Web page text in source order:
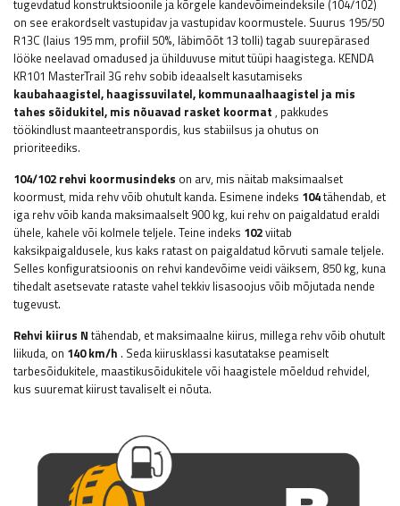
tugevdatud konstruktsioonile ja kõrgele kandevõimeindeksile (104/102)
on see erakordselt vastupidav ja vastupidav koormustele. Suurus 195/50
R13C (laius 195 mm, profiil 50%, läbimõõt 13 tolli) tagab suurepärased
lööke neelavad omadused ja ühilduvuse mitut tüüpi haagistega. KENDA
KR101 MasterTrail 3G rehv sobib ideaalselt kasutamiseks
kaubahaagistel, haagissuvilatel, kommunaalhaagistel ja mis
tahes sõidukitel, mis nõuavad rasket koormat , pakkudes
töökindlust maanteetranspordis, kus stabiilsus ja ohutus on
prioriteediks.
104/102 rehvi koormusindeks on arv, mis näitab maksimaalset
koormust, mida rehv võib ohutult kanda. Esimene indeks 104tähendab, et
iga rehv võib kanda maksimaalselt 900 kg, kui rehv on paigaldatud eraldi
ühele, kahele või kolmele teljele. Teine indeks 102viitab
kaksikpaigaldusele, kus kaks ratast on paigaldatud kõrvuti samale teljele.
Selles konfiguratsioonis on rehvi kandevõime veidi väiksem, 850 kg, kuna
tihedalt asetsevate rataste vahel tekkiv lisasoojus võib mõjutada nende
tugevust.
Rehvi kiirus N tähendab, et maksimaalne kiirus, millega rehv võib ohutult
liikuda, on 140 km/h . Seda kiirusklassi kasutatakse peamiselt
tarbesõidukitele, maastikusõidukitele või haagistele mõeldud rehvidel,
kus suuremat kiirust tavaliselt ei nõuta.